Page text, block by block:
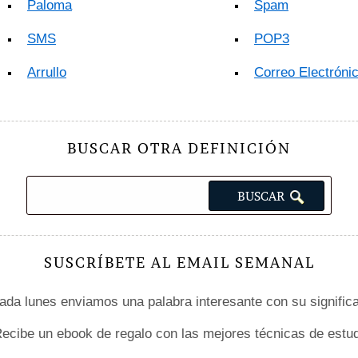
Paloma
SMS
Arrullo
Spam
POP3
Correo
BUSCAR OTRA DEFINICIÓN
SUSCRÍBETE AL EMAIL SEMANAL
lunes enviamos una palabra interesante con su
un ebook de regalo con las mejores técnicas de